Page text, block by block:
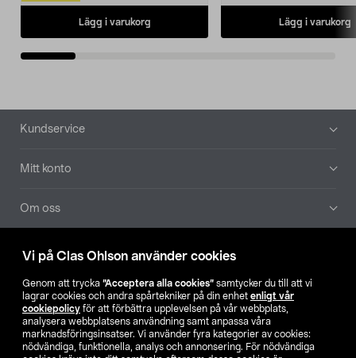
Vi på Clas Ohlson använder cookies
Genom att trycka ”Acceptera alla cookies” samtycker du till att vi
lagrar cookies och andra spårtekniker på din enhet enligt vår
cookiepolicy för att förbättra upplevelsen på vår webbplats,
analysera webbplatsens användning samt anpassa våra
marknadsföringsinsatser. Vi använder fyra kategorier av cookies:
nödvändiga, funktionella, analys och annonsering. För nödvändiga
Lägg i varukorg Lägg i varukorg
Sidfot
Kundservice
Mitt konto
Om oss
Aktuellt
Våra bolag
Hitta butik